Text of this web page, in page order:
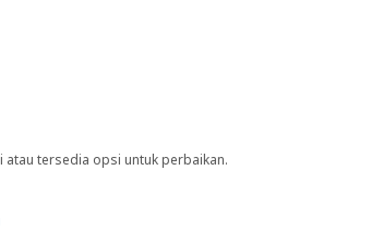
atau tersedia opsi untuk perbaikan.